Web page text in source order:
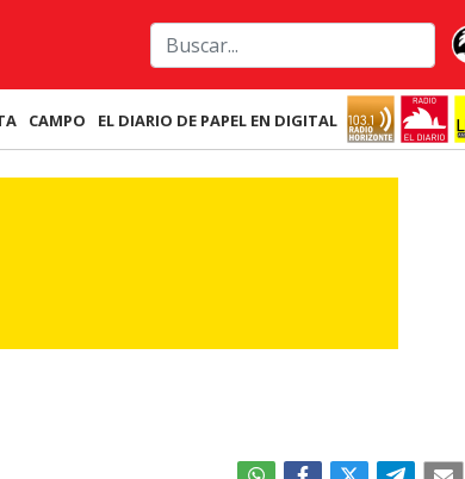
CAMPO EL DIARIO DE PAPEL EN DIGITAL